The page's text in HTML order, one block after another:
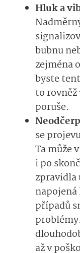
Hluk a
bubnu
zejména
byste
to rovněž
poruše.
se
Ta může
i po
zpravidla
napojená
případů
až v